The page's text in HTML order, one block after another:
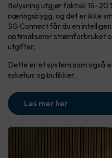
Belysning utgjør faktisk 15–20
næringsbygg, og det er ikke
SG Connect får du en
optimaliserer strømforbruket
utgifter.
Dette er et system som også
sykehus og butikker.
Les mer her